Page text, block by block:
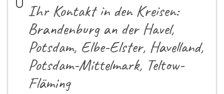
Ihr Kontakt in den Kreisen:
Brandenburg an der Havel,
Potsdam, Elbe-Elster, Havelland,
Potsdam-Mittelmark, Teltow-
Fläming